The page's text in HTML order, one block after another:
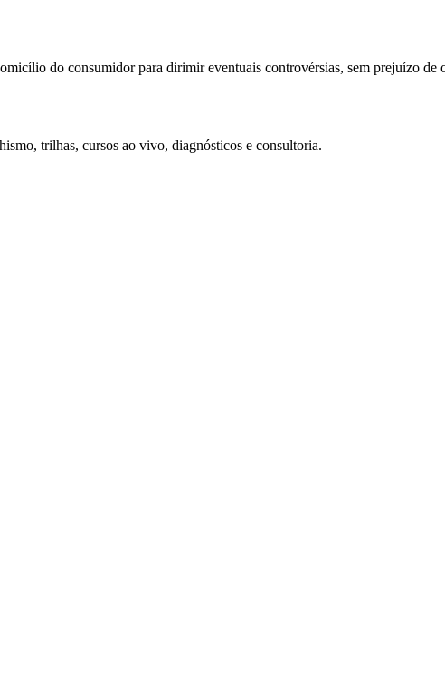
do consumidor para dirimir eventuais controvérsias, sem prejuízo de
trilhas, cursos ao vivo, diagnósticos e consultoria.